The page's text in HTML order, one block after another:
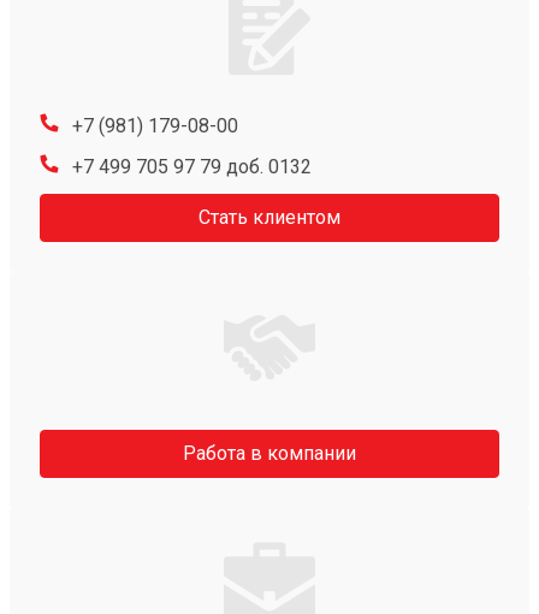
+7 (981) 179-08-00
+7 499 705 97 79 доб. 0132
Стать клиентом
Работа в компании